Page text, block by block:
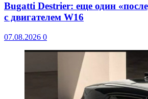
Bugatti Destrier: еще один
с двигателем W16
07.08.2026 0